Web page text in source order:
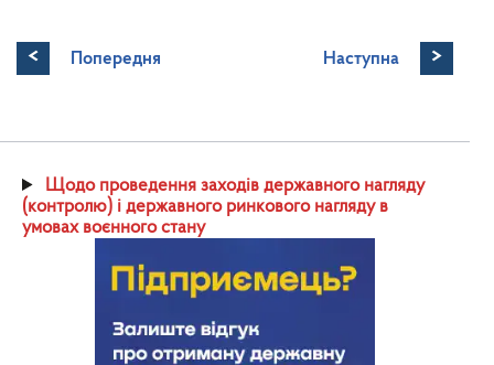
< Попередня Наступна >
Щодо проведення заходів державного нагляду
(контролю) і державного ринкового нагляду в
умовах воєнного стану